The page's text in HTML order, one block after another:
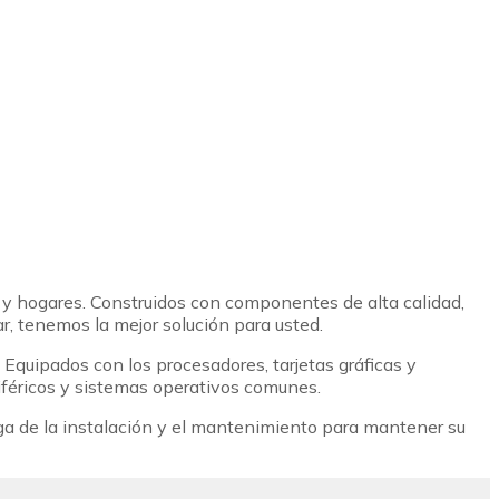
Construidos con componentes de alta calidad,
tenemos la mejor solución para usted.
con los procesadores, tarjetas gráficas y
y sistemas operativos comunes.
de la instalación y el mantenimiento para mantener su